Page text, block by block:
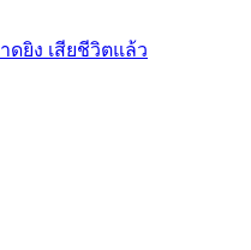
ยิง เสียชีวิตแล้ว